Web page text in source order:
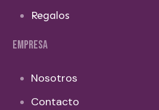
Regalos
EMPRESA
Nosotros
Contacto